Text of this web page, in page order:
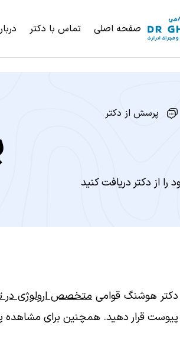
صفحه اصلی تماس با دکتر
پرسش از دکتر
از دکتر دریافت کنید
هوشنگ قوامیمتخصص ارولوژی در
قرار دهید. همچنین برای مشاهده